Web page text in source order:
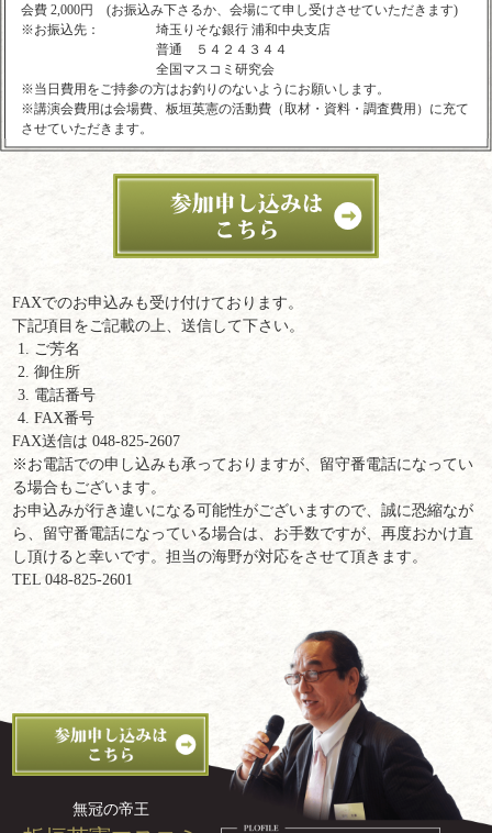
会費 2,000円 (お振込み下さるか、会場にて申し受けさせていただきます)
※お振込先：
埼玉りそな銀行 浦和中央支店
普通 ５４２４３４４
全国マスコミ研究会
※当日費用をご持参の方はお釣りのないようにお願いします。
※講演会費用は会場費、板垣英憲の活動費（取材・資料・調査費用）に充て
させていただきます。
FAXでのお申込みも受け付けております。
下記項目をご記載の上、送信して下さい。
ご芳名
御住所
電話番号
FAX番号
FAX送信は 048-825-2607
※お電話での申し込みも承っておりますが、留守番電話になってい
る場合もございます。
お申込みが行き違いになる可能性がございますので、誠に恐縮なが
ら、留守番電話になっている場合は、お手数ですが、再度おかけ直
し頂けると幸いです。担当の海野が対応をさせて頂きます。
TEL 048-825-2601
無冠の帝王